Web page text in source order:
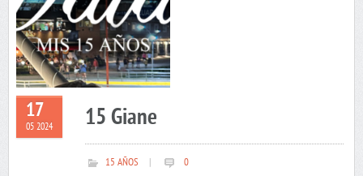
17
05 2024 15 Giane
15 AÑOS 0